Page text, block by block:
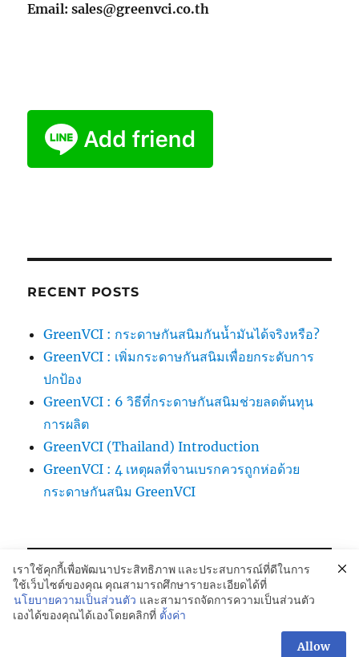
Email: sales@greenvci.co.th
RECENT POSTS
GreenVCI : กระดาษกันสนิมกันน้ำมันได้จริงหรือ?
GreenVCI : เพิ่มกระดาษกันสนิมเพื่อยกระดับการ
ปกป้อง
GreenVCI : 6 วิธีที่กระดาษกันสนิมช่วยลดต้นทุน
การผลิต
GreenVCI (Thailand) Introduction
GreenVCI : 4 เหตุผลที่จานเบรกควรถูกห่อด้วย
กระดาษกันสนิม GreenVCI
GREENVCi Kraft Paper-กระดาษกันสนิม:081-042-4988
เราใช้คุกกี้เพื่อพัฒนาประสิทธิภาพ และประสบการณ์ที่ดีในการ
ใช้เว็บไซต์ของคุณ คุณสามารถศึกษารายละเอียดได้ที่
นโยบายความเป็นส่วนตัว และสามารถจัดการความเป็นส่วนตัว
เองได้ของคุณได้เองโดยคลิกที่ ตั้งค่า
Allow